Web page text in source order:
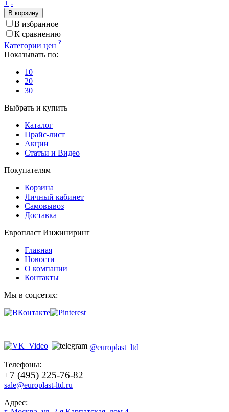
+ -
В корзину
В избранное
К сравнению
Категории цен ?
Показывать по:
10
20
30
Выбрать и купить
Каталог
Прайс-лист
Акции
Статьи и Видео
Покупателям
Корзина
Личный кабинет
Самовывоз
Доставка
Европласт Инжиниринг
Главная
Новости
О компании
Контакты
Мы в соцсетях:
@europlast_ltd
Телефоны:
+7 (495) 225-76-82
sale@europlast-ltd.ru
Адрес: